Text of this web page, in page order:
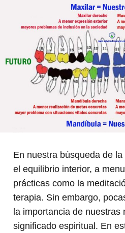
En nuestra búsqueda de
el equilibrio interior, a
prácticas como la
terapia. Sin embargo,
la importancia de nuestras
significado espiritual. En